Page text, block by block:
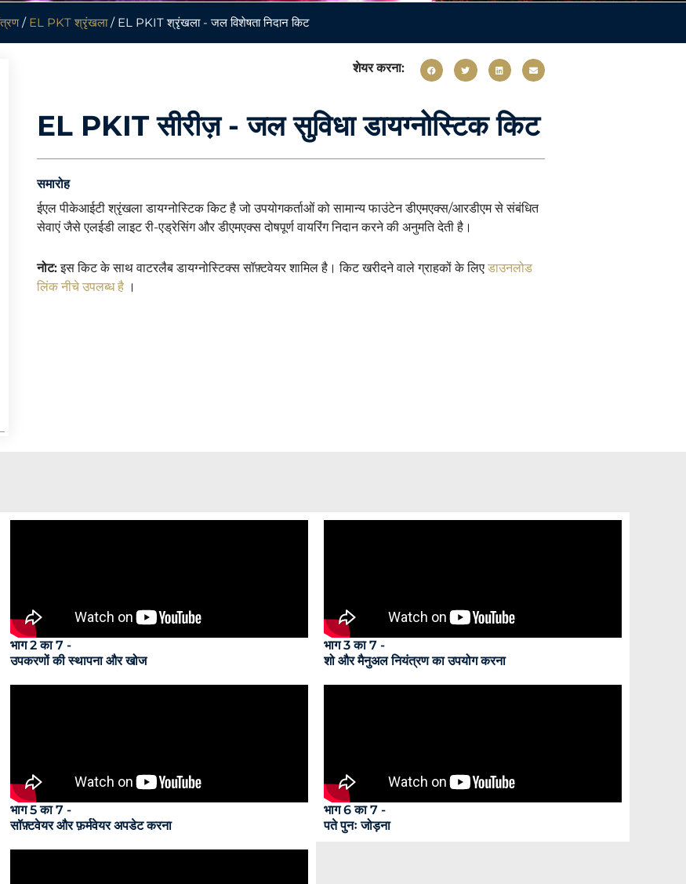
/ EL PKT श्रृंखला/ EL PKIT श्रृंखला - जल विशेषता निदान किट
शेयर करना:
EL PKIT सीरीज़ - जल सुविधा डायग्नोस्टिक किट
समारोह
ईएल पीकेआईटी श्रृंखला डायग्नोस्टिक किट है जो उपयोगकर्ताओं को सामान्य फाउंटेन डीएमएक्स/आरडीएम से संबंधित
सेवाएं जैसे एलईडी लाइट री-एड्रेसिंग और डीएमएक्स दोषपूर्ण वायरिंग निदान करने की अनुमति देती है।
नोट:इस किट के साथ वाटरलैब डायग्नोस्टिक्स सॉफ़्टवेयर शामिल है। किट खरीदने वाले ग्राहकों के लिए डाउनलोड
लिंक नीचे उपलब्ध है ।
भाग 2 का 7 -
उपकरणों की स्थापना और खोज
भाग 3 का 7 -
शो और मैनुअल नियंत्रण का उपयोग करना
भाग 5 का 7 -
सॉफ़्टवेयर और फ़र्मवेयर अपडेट करना
भाग 6 का 7 -
पते पुनः जोड़ना